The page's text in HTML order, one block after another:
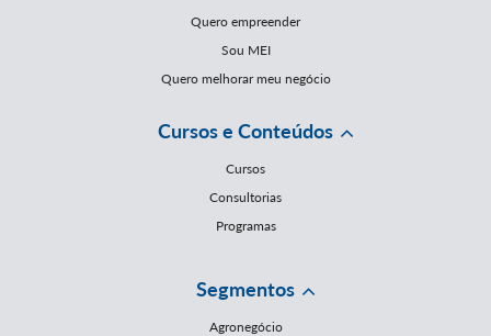
Quero empreender
Sou MEI
Quero melhorar meu negócio
Cursos e Conteúdos
Cursos
Consultorias
Programas
Segmentos
Agronegócio